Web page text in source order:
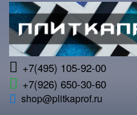
+7(495) 105-92-00
+7(926) 650-30-60
shop@plitkaprof.ru